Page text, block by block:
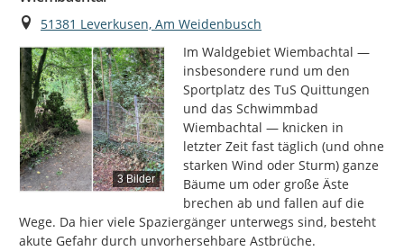
Ort
51381 Leverkusen, Am Weidenbusch
3 Bilder
Im Waldgebiet Wiembachtal —
insbesondere rund um den
Sportplatz des TuS Quittungen
und das Schwimmbad
Wiembachtal — knicken in
letzter Zeit fast täglich (und ohne
starken Wind oder Sturm) ganze
Bäume um oder große Äste
brechen ab und fallen auf die
Wege. Da hier viele Spaziergänger unterwegs sind, besteht
akute Gefahr durch unvorhersehbare Astbrüche.